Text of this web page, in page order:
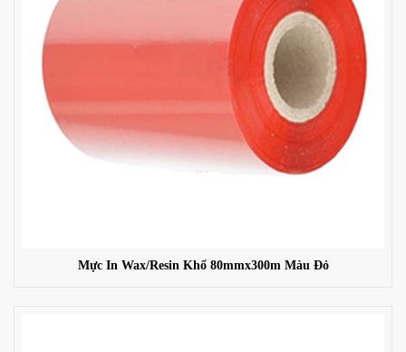
Mực In Wax/Resin Khổ 80mmx300m Màu Đỏ